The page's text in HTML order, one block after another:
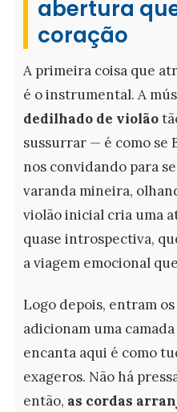
abertura
coração
A primeira coisa que
é o instrumental. A
dedilhado de violão
sussurrar — é como se
nos convidando para
varanda mineira,
violão inicial cria uma
quase introspectiva,
a viagem emocional
Logo depois, entram
adicionam uma
encanta aqui é como
exageros. Não há
então, as cordas